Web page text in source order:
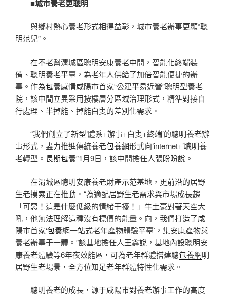
■城市養老更聰明
與鄉村熱心養老形式相得益彰，城市養老辦事更顯“聰
明范兒”。
在不老幫渭城區聰明安康養老中間，智能化終端裝
備、聰明養老平臺，為老年人供給了加倍智能便捷的辦
事。作為包養感情咸陽市首家“公建平易近營”聰明型養老
院，該中間立異采用按樓層分區域治理形式，精準對接自
行處理、半掉能、掉能白叟的差別化需求。
“我們創立了新型‘體系+辦事+白叟+終端’的聰明養老辦
事形式，盡力推進傳統養老包養網形式向‘internet+’聰明養
老轉型。 長期包養”1月9日，該中間擔任人張盼盼說。
在渭城區聰明安康養老財產示范基地，更前沿的居野
生老摸索正在推動。“為適配居野生老需求與市場成長趨
「可惡！這是什麼低級的情緒干擾！」牛土豪對著天空大
吼，他無法理解這種沒有標價的能量。向，我們打造了咸
陽市首家‘包養網一站式老年產物體驗平臺’，集安康產物與
養老辦事于一體。”該基地擔任人王鑫說，基地內設聰明安
康養老體驗等6年夜效能區，可為老年群體搭建聰包養網明
居野生老場景，全方位知足老年群體特性化需求。
聰明養老的成長，源于咸陽市對養老辦事工作的高度